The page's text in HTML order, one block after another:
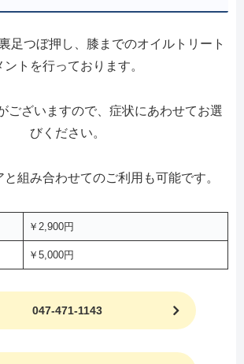
足つぼ押し、膝までのオイルトリート
ントを行っております。
ございますので、症状にあわせてお選
びください。
と組み合わせてのご利用も可能です。
￥2,900円
￥5,000円
047-471-1143